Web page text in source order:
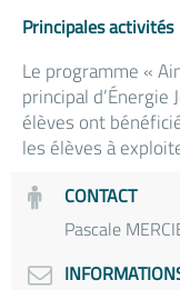
Principales activités
Le programme «
principal
élèves ont
les élèves à
CONTACT
Pascale